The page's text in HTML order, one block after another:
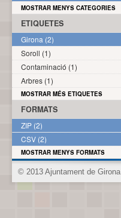
MOSTRAR MENYS CATEGORIES
ETIQUETES
Girona (2)
Soroll (1)
Contaminació (1)
Arbres (1)
MOSTRAR MÉS ETIQUETES
FORMATS
ZIP (2)
CSV (2)
MOSTRAR MENYS FORMATS
© 2013 Ajuntament de Girona